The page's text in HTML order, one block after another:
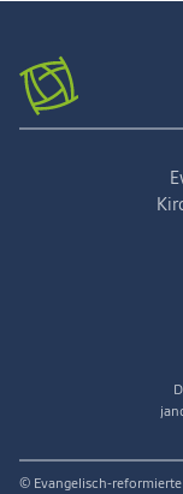
© Evangelisch-